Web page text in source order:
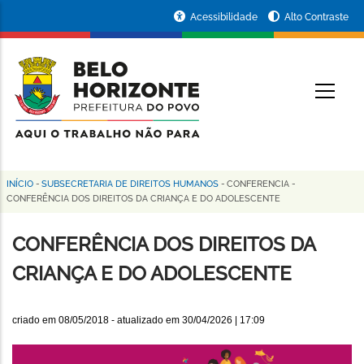
conteúdo
principal
da
Prefeitura
de
Horizonte
Acessibilidade Alto Contraste
Trilha
navegação
INÍCIO - SUBSECRETARIA DE DIREITOS HUMANOS - CONFERENCIA -
CONFERÊNCIA DOS DIREITOS DA CRIANÇA E DO ADOLESCENTE
CONFERÊNCIA DOS DIREITOS DA
CRIANÇA E DO ADOLESCENTE
criado em 08/05/2018 - atualizado em 30/04/2026 | 17:09